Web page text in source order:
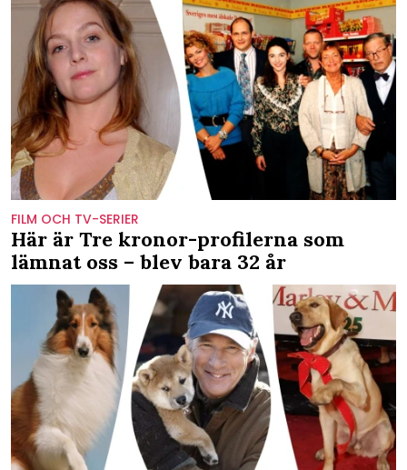
FILM OCH TV-SERIER
Här är Tre kronor-profilerna som
lämnat oss – blev bara 32 år